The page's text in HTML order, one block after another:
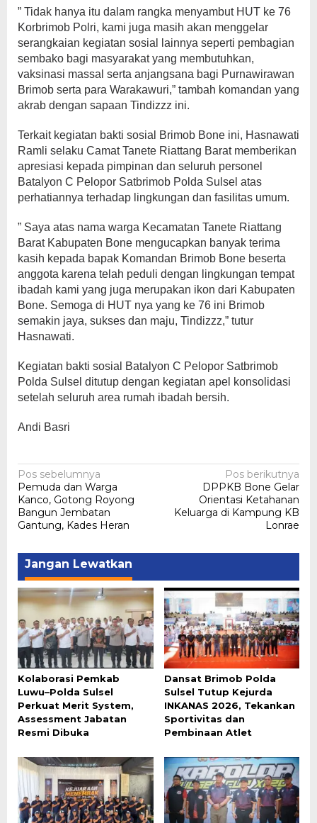
” Tidak hanya itu dalam rangka menyambut HUT ke 76
Korbrimob Polri, kami juga masih akan menggelar
serangkaian kegiatan sosial lainnya seperti pembagian
sembako bagi masyarakat yang membutuhkan,
vaksinasi massal serta anjangsana bagi Purnawirawan
Brimob serta para Warakawuri,” tambah komandan yang
akrab dengan sapaan Tindizzz ini.
Terkait kegiatan bakti sosial Brimob Bone ini, Hasnawati
Ramli selaku Camat Tanete Riattang Barat memberikan
apresiasi kepada pimpinan dan seluruh personel
Batalyon C Pelopor Satbrimob Polda Sulsel atas
perhatiannya terhadap lingkungan dan fasilitas umum.
” Saya atas nama warga Kecamatan Tanete Riattang
Barat Kabupaten Bone mengucapkan banyak terima
kasih kepada bapak Komandan Brimob Bone beserta
anggota karena telah peduli dengan lingkungan tempat
ibadah kami yang juga merupakan ikon dari Kabupaten
Bone. Semoga di HUT nya yang ke 76 ini Brimob
semakin jaya, sukses dan maju, Tindizzz,” tutur
Hasnawati.
Kegiatan bakti sosial Batalyon C Pelopor Satbrimob
Polda Sulsel ditutup dengan kegiatan apel konsolidasi
setelah seluruh area rumah ibadah bersih.
Andi Basri
Navigasi
pos
Pos sebelumnya
Pemuda dan Warga
Kanco, Gotong Royong
Bangun Jembatan
Gantung, Kades Heran
Pos berikutnya
DPPKB Bone Gelar
Orientasi Ketahanan
Keluarga di Kampung KB
Lonrae
Jangan Lewatkan
Kolaborasi Pemkab
Luwu–Polda Sulsel
Perkuat Merit System,
Assessment Jabatan
Resmi Dibuka
Dansat Brimob Polda
Sulsel Tutup Kejurda
INKANAS 2026, Tekankan
Sportivitas dan
Pembinaan Atlet